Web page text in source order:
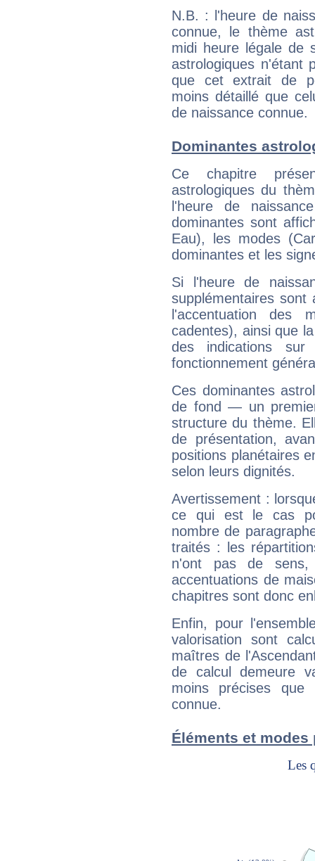
N.B. : l'heure de
connue, le thème
midi heure légale de
astrologiques n'étant
que cet extrait de
moins détaillé que
de naissance connue.
Dominantes
Ce chapitre
astrologiques du
l'heure de
dominantes sont
Eau), les modes
dominantes et les
Si l'heure de
supplémentaires sont
l'accentuation des
cadentes), ainsi que
des indications sur
fonctionnement
Ces dominantes
de fond — un
structure du thème.
de présentation,
positions planétaires
selon leurs dignités.
Avertissement :
ce qui est le cas
nombre de
traités : les
n'ont pas de sens,
accentuations de
chapitres sont donc
Enfin, pour
valorisation sont
maîtres de
de calcul demeure
moins précises que
connue.
Éléments et modes